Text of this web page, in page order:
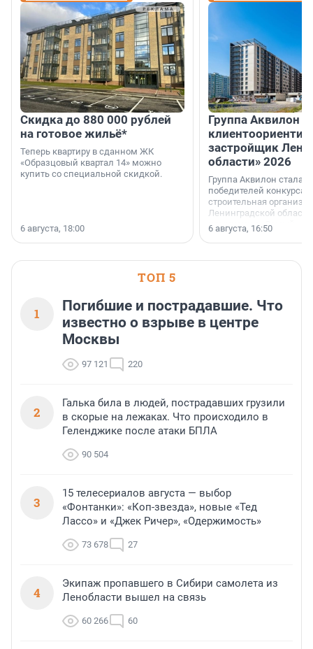
Скидка до 880 000 рублей
на готовое жильё*
Теперь квартиру в сданном ЖК
«Образцовый квартал 14» можно
купить со специальной скидкой.
6 августа, 18:00
Группа Аквилон
застройщик
области» 2026
Группа Аквилон стала
победителей конкурса
строительная
Ленинградской области
номинации «Самый
застройщик
области».
6 августа, 16:50
ТОП 5
1
Погибшие и пострадавшие. Что
известно о взрыве в центре
Москвы
97 121 220
2
Галька била в людей, пострадавших грузили
в скорые на лежаках. Что происходило в
Геленджике после атаки БПЛА
90 504
3
15 телесериалов августа — выбор
«Фонтанки»: «Коп-звезда», новые «Тед
Лассо» и «Джек Ричер», «Одержимость»
73 678 27
4
Экипаж пропавшего в Сибири самолета из
Ленобласти вышел на связь
60 266 60